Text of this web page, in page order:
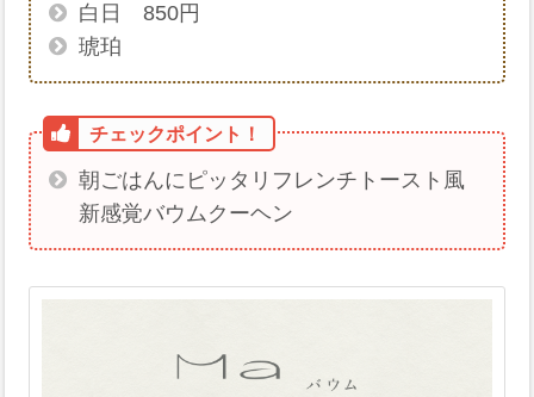
白日 850円
琥珀
朝ごはんにピッタリフレンチトースト風
新感覚バウムクーヘン